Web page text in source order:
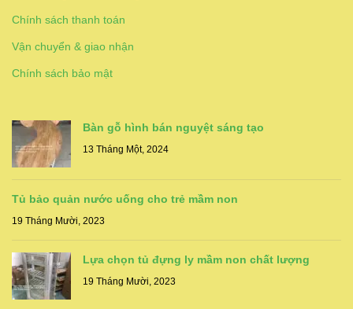
Chính sách thanh toán
Vận chuyển & giao nhận
Chính sách bảo mật
Bàn gỗ hình bán nguyệt sáng tạo
13 Tháng Một, 2024
Tủ bảo quản nước uống cho trẻ mầm non
19 Tháng Mười, 2023
Lựa chọn tủ đựng ly mầm non chất lượng
19 Tháng Mười, 2023